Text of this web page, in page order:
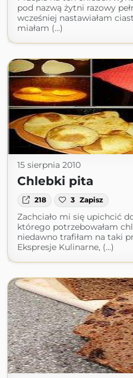
pod nazwą żytni razowy
wcześniej nastawiałam
miałam (...)
15 sierpnia 2010
Chlebki pita
218 3 Zapisz
Zachciało mi się upichcić
którego potrzebowałam
niedawno trafiłam na taki
Ekspresje Kulinarne, (...)